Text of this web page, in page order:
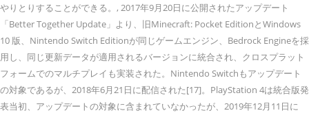
やりとりすることができる。, 2017年9月20日に公開されたアップデート
「Better Together Update」より、旧Minecraft: Pocket EditionとWindows
10 版、Nintendo Switch Editionが同じゲームエンジン、Bedrock Engineを採
用し、同じ更新データが適用されるバージョンに統合され、クロスプラット
フォームでのマルチプレイも実装された。Nintendo Switchもアップデート
の対象であるが、2018年6月21日に配信された[17]。PlayStation 4は統合版発
表当初、アップデートの対象に含まれていなかったが、2019年12月11日に